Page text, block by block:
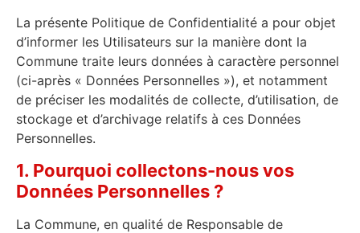
La présente Politique de Confidentialité a pour objet
d’informer les Utilisateurs sur la manière dont la
Commune traite leurs données à caractère personnel
(ci-après « Données Personnelles »), et notamment
de préciser les modalités de collecte, d’utilisation, de
stockage et d’archivage relatifs à ces Données
Personnelles.
1. Pourquoi collectons-nous vos
Données Personnelles ?
La Commune, en qualité de Responsable de